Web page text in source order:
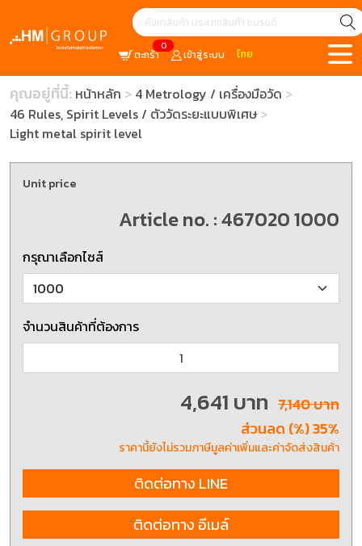
0
ตะกร้า เข้าสู่ระบบ ไทย
คุณอยู่ที่นี้: หน้าหลัก
4 Metrology / เครื่องมือวัด
46 Rules, Spirit Levels / ตัววัดระยะแบบพิเศษ
Light metal spirit level
Unit price
Article no. : 467020 1000
กรุณาเลือกไซส์
จำนวนสินค้าที่ต้องการ
4,641 บาท 7,140 บาท
ส่วนลด (%) 35%
ราคานี้ยังไม่รวมภาษีมูลค่าเพิ่มและค่าจัดส่งสินค้า
ติดต่อทาง LINE
ติดต่อทาง อีเมล์